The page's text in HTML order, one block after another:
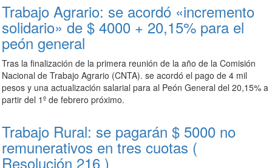
Trabajo Agrario: se acordó «incremento
solidario» de $ 4000 + 20,15% para el
peón general
Tras la finalización de la primera reunión de la año de la Comisión
Nacional de Trabajo Agrario (CNTA). se acordó el pago de 4 mil
pesos y una actualización salarial para al Peón General del 20,15% a
partir del 1º de febrero próximo.
Trabajo Rural: se pagarán $ 5000 no
remunerativos en tres cuotas (
Resolución 216 )